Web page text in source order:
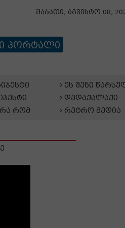
შაბათი, აგვისტო 08,
პორტალი
რომ
ეს შენი
დედაქალაქი
რეტრო მედია